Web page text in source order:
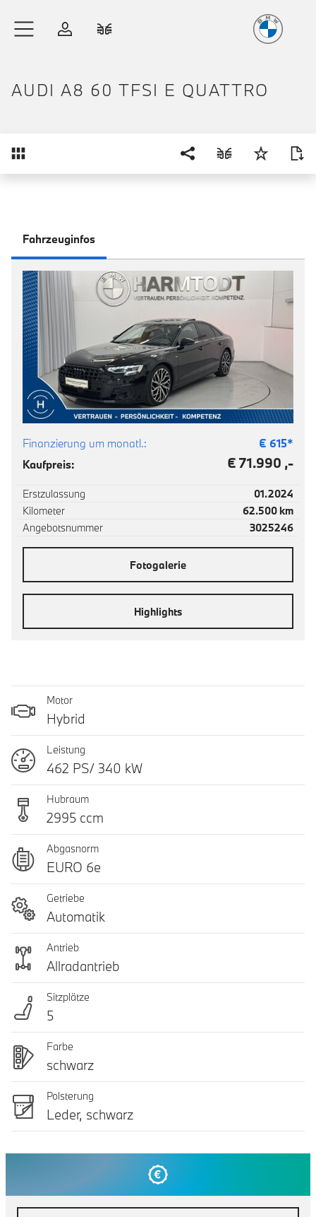
Anmelden
AUDI A8 60 TFSI E QUATTRO
Fahrzeuginfos
Finanzierung um monatl.: € 615*
Kaufpreis:
€ 71.990 ,-
Erstzulassung
01.2024
Kilometer
62.500 km
Angebotsnummer
3025246
Fotogalerie
Highlights
Motor
Hybrid
Leistung
462 PS/ 340 kW
Hubraum
2995 ccm
Abgasnorm
EURO 6e
Getriebe
Automatik
Antrieb
Allradantrieb
Sitzplätze
5
Farbe
schwarz
Polsterung
Leder, schwarz